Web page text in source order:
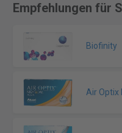
Empfehlungen für
Biofinity
Air Optix